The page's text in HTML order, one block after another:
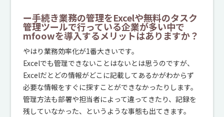
ー手続き業務の管理をExcelや無料のタスク
管理ツールで行っている企業が多い中で
mfoowを導入するメリットはありますか？
やはり業務効率化が1番大きいです。
Excelでも管理できないことはないとは思うのですが、
Excelだとどの情報がどこに記載してあるかがわからず
必要な情報をすぐに探すことができなかったりします。
管理方法も部署や担当者によって違ってきたり、記録を
残していなかった、というような事態も出てきます。